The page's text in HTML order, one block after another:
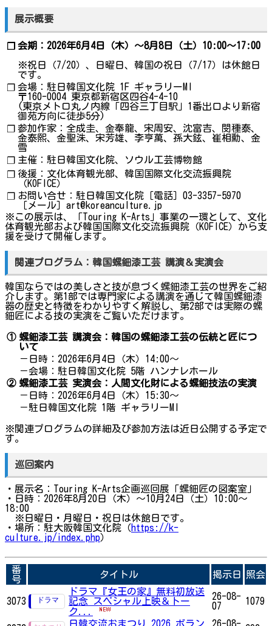
展示概要
❐ 会期：2026年6月4日（木）～8月8日（土）10:00～17:00
※祝日（7/20）、日曜日、韓国の祝日（7/17）は休館日
です。
❐ 会場：駐日韓国文化院 1F ギャラリーMI
〒160-0004 東京都新宿区四谷4-4-10
(東京メトロ丸ノ内線「四谷三丁目駅」1番出口より新宿
御苑方向に徒歩5分)
❐ 参加作家：全成圭、金奉龍、宋周安、沈富吉、閔種泰、
金泰熙、金聖洙、宋芳雄、李亨萬、孫大鉉、崔相勳、金
雪
❐ 主催：駐日韓国文化院、ソウル工芸博物館
❐ 後援：文化体育観光部、韓国国際文化交流振興院
（KOFICE）
❐ お問い合せ：駐日韓国文化院［電話］03-3357-5970
［メール］art@koreanculture.jp
※この展示は、「Touring K-Arts」事業の一環として、文化
体育観光部および韓国国際文化交流振興院（KOFICE）から支
援を受けて開催します。
関連プログラム：韓国螺鈿漆工芸 講演＆実演会
韓国ならではの美しさと技が息づく螺鈿漆工芸の世界をご紹
介します。第1部では専門家による講演を通じて韓国螺鈿漆
器の歴史と特徴をわかりやすく解説し、第2部では実際の螺
鈿匠による技の実演をご覧いただけます。
① 螺鈿漆工芸 講演会：韓国の螺鈿漆工芸の伝統と匠につ
いて
－日時：2026年6月4日（木）14:00～
－会場：駐日韓国文化院 5階 ハンナレホール
② 螺鈿漆工芸 実演会：人間文化財による螺鈿技法の実演
－日時：2026年6月4日（木）15:30～
－駐日韓国文化院 1階 ギャラリーMI
※関連プログラムの詳細及び参加方法は近日公開する予定で
す。
巡回案内
・展示名：Touring K-Arts企画巡回展「螺鈿匠の図案室」
・日時：2026年8月20日（木）～10月24日（土）10:00～
18:00
※日曜日・月曜日・祝日は休館日です。
・場所：駐大阪韓国文化院（https://k-
culture.jp/index.php）
番
号
タイトル 掲示日 照会
3073
ドラマ『女王の家』無料初放送
記念 スペシャル上映＆トー
ク...
26-08-
07
1079
日韓交流おまつり 2026 ボラン
26-08-